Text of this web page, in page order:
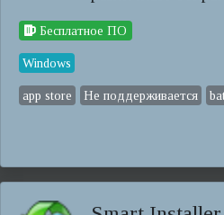
Бесплатное ПО
Windows
app store Не поддерживается